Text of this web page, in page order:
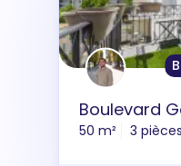
Boulevard
50 m² 3 pièces